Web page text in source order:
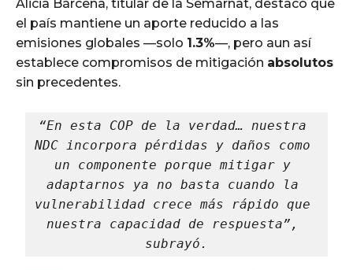
Alicia Bárcena, titular de la Semarnat, destacó que
el país mantiene un aporte reducido a las
emisiones globales —solo 1.3%—, pero aun así
establece compromisos de mitigación absolutos
sin precedentes.
“En esta COP de la verdad… nuestra
NDC incorpora pérdidas y daños como
un componente porque mitigar y
adaptarnos ya no basta cuando la
vulnerabilidad crece más rápido que
nuestra capacidad de respuesta”,
subrayó.